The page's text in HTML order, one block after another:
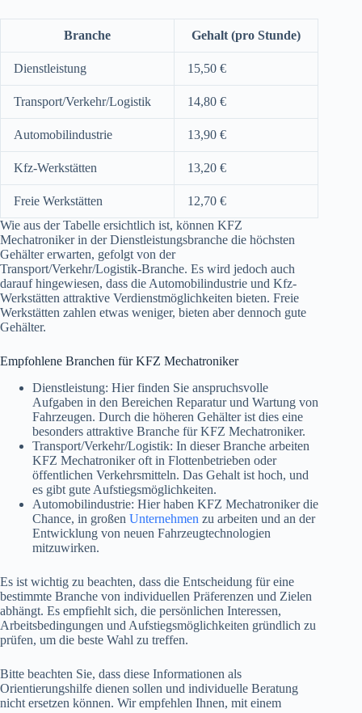
Branche Gehalt (pro Stunde)
Dienstleistung 15,50 €
Transport/Verkehr/Logistik 14,80 €
Automobilindustrie 13,90 €
Kfz-Werkstätten 13,20 €
Freie Werkstätten
12,70 €
Wie aus der Tabelle ersichtlich ist, können KFZ
Mechatroniker in der Dienstleistungsbranche die höchsten
Gehälter erwarten, gefolgt von der
Transport/Verkehr/Logistik-Branche. Es wird jedoch auch
darauf hingewiesen, dass die Automobilindustrie und Kfz-
Werkstätten attraktive Verdienstmöglichkeiten bieten. Freie
Werkstätten zahlen etwas weniger, bieten aber dennoch gute
Gehälter.
Empfohlene Branchen für KFZ Mechatroniker
Dienstleistung: Hier finden Sie anspruchsvolle
Aufgaben in den Bereichen Reparatur und Wartung von
Fahrzeugen. Durch die höheren Gehälter ist dies eine
besonders attraktive Branche für KFZ Mechatroniker.
Transport/Verkehr/Logistik: In dieser Branche arbeiten
KFZ Mechatroniker oft in Flottenbetrieben oder
öffentlichen Verkehrsmitteln. Das Gehalt ist hoch, und
es gibt gute Aufstiegsmöglichkeiten.
Automobilindustrie: Hier haben KFZ Mechatroniker die
Chance, in großen Unternehmen zu arbeiten und an der
Entwicklung von neuen Fahrzeugtechnologien
mitzuwirken.
Es ist wichtig zu beachten, dass die Entscheidung für eine
bestimmte Branche von individuellen Präferenzen und Zielen
abhängt. Es empfiehlt sich, die persönlichen Interessen,
Arbeitsbedingungen und Aufstiegsmöglichkeiten gründlich zu
prüfen, um die beste Wahl zu treffen.
Bitte beachten Sie, dass diese Informationen als
Orientierungshilfe dienen sollen und individuelle Beratung
nicht ersetzen können. Wir empfehlen Ihnen, mit einem